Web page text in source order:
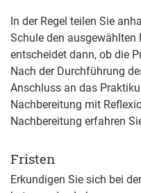
In der Regel teilen Sie
Schule den ausgewählten
entscheidet dann, ob die
Nach der Durchführung
Anschluss an das
Nachbereitung mit
Nachbereitung erfahren
Fristen
Erkundigen Sie sich bei